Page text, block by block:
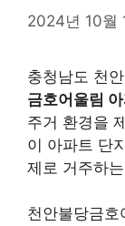
2024년 10월
충청남도 천
금호어울림
주거 환경을
이 아파트 단
제로 거주하
천안불당금호